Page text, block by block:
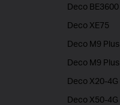
Deco BE3600
Deco XE75
Deco M9 Plus
Deco M9 Plus
Deco X20-4G
Deco X50-4G